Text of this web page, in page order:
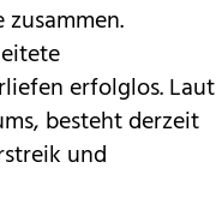
zusammen.
erfolglos. Laut
besteht derzeit
und